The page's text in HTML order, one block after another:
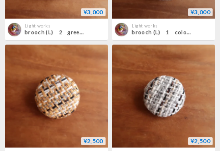
¥3,000
Light works
brooch (L) 2 green×blown
¥3,000
Light works
brooch (L) 1 colorful×white
¥2,500 ¥2,500